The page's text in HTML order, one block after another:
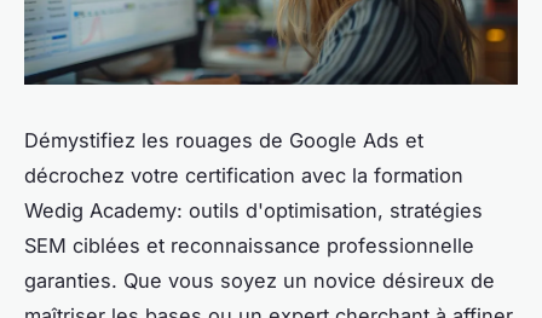
Démystifiez les rouages de Google Ads et
décrochez votre certification avec la formation
Wedig Academy: outils d'optimisation, stratégies
SEM ciblées et reconnaissance professionnelle
garanties. Que vous soyez un novice désireux de